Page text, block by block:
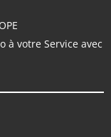
à votre Service avec